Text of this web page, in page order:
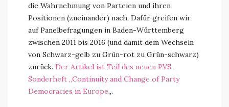
die Wahrnehmung von Parteien und ihren
Positionen (zueinander) nach. Dafür greifen wir
auf Panelbefragungen in Baden-Württemberg
zwischen 2011 bis 2016 (und damit dem Wechseln
von Schwarz-gelb zu Grün-rot zu Grün-schwarz)
zurück. Der Artikel ist Teil des neuen PVS-
Sonderheft „Continuity and Change of Party
Democracies in Europe„.